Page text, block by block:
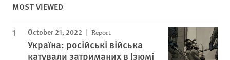
MOST VIEWED
October 21, 2022 Report
Україна: російські війська
катували затриманих в Ізюмі